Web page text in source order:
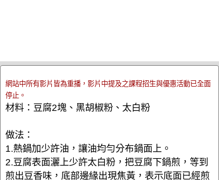
網站中所有影片皆為重播，影片中提及之課程招生與優惠活動已全面
停止。
材料：豆腐2塊、黑胡椒粉、太白粉
做法：
1.熱鍋加少許油，讓油均勻分布鍋面上。
2.豆腐表面灑上少許太白粉，把豆腐下鍋煎，等到
煎出豆香味，底部邊緣出現焦黃，表示底面已經煎